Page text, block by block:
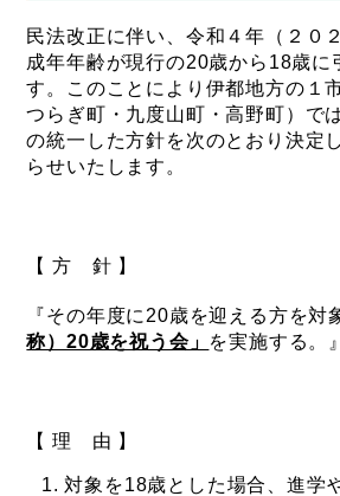
民法改正に伴い、令和４年（２０
成年年齢が現行の20歳から18歳に
す。このことにより伊都地方の１
つらぎ町・九度山町・高野町）で
の統一した方針を次のとおり決定
らせいたします。
【 方 針 】
『その年度に20歳を迎える方を対
称）20歳を祝う会」 を実施する。』
【 理 由 】
対象を18歳とした場合、進学